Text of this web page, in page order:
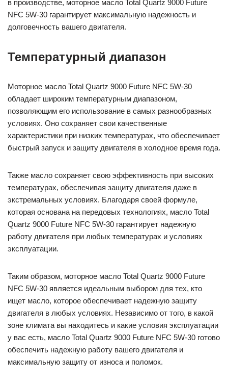
в производстве, моторное масло Total Quartz 9000 Future
NFC 5W-30 гарантирует максимальную надежность и
долговечность вашего двигателя.
Температурный диапазон
Моторное масло Total Quartz 9000 Future NFC 5W-30
обладает широким температурным диапазоном,
позволяющим его использование в самых разнообразных
условиях. Оно сохраняет свои качественные
характеристики при низких температурах, что обеспечивает
быстрый запуск и защиту двигателя в холодное время года.
Также масло сохраняет свою эффективность при высоких
температурах, обеспечивая защиту двигателя даже в
экстремальных условиях. Благодаря своей формуле,
которая основана на передовых технологиях, масло Total
Quartz 9000 Future NFC 5W-30 гарантирует надежную
работу двигателя при любых температурах и условиях
эксплуатации.
Таким образом, моторное масло Total Quartz 9000 Future
NFC 5W-30 является идеальным выбором для тех, кто
ищет масло, которое обеспечивает надежную защиту
двигателя в любых условиях. Независимо от того, в какой
зоне климата вы находитесь и какие условия эксплуатации
у вас есть, масло Total Quartz 9000 Future NFC 5W-30 готово
обеспечить надежную работу вашего двигателя и
максимальную защиту от износа и поломок.